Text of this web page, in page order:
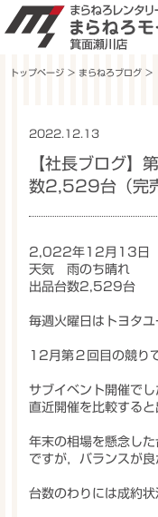
トップページ ＞ まらねろブログ ＞
2022.12.13
【社長ブログ
数2,529台（完
2,022年12月13日
天気 雨のち晴れ
出品台数2,529台
毎週火曜日はトヨタユ
12月第２回目の競り
サブイベント開催で
直近開催を比較すると
年末の相場を懸念し
ですが，バランスが
台数のわりには成約状